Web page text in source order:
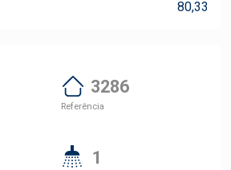
80,33
3286
Referência
1